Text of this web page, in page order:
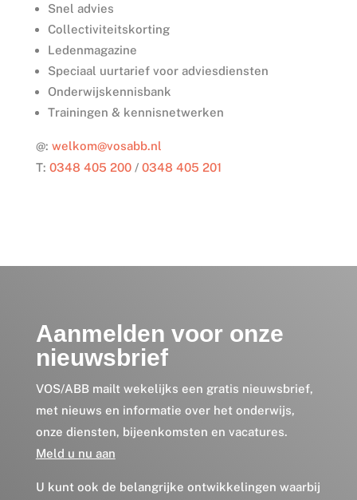
Snel advies
Collectiviteitskorting
Ledenmagazine
Speciaal uurtarief voor adviesdiensten
Onderwijskennisbank
Trainingen & kennisnetwerken
@: welkom@vosabb.nl
T: 0348 405 200/ 0348 405 201
Aanmelden voor onze
nieuwsbrief
VOS/ABB mailt wekelijks een gratis nieuwsbrief,
met nieuws en informatie over het onderwijs,
onze diensten, bijeenkomsten en vacatures.
Meld u nu aan
U kunt ook de belangrijke ontwikkelingen waarbij